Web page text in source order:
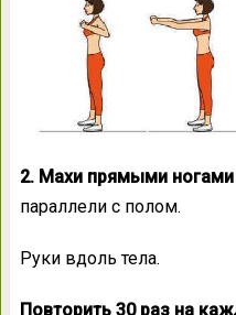
2. Махи прямыми ногами
параллели с полом.
Руки вдоль тела.
Повторить 30 раз на